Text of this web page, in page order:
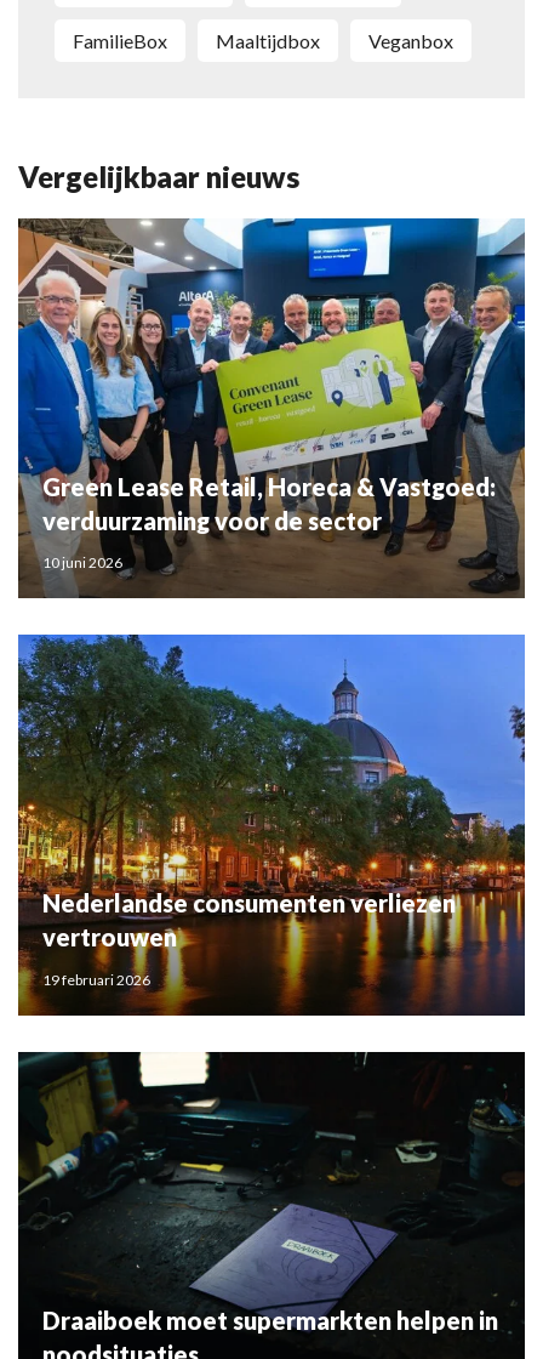
FamilieBox maaltijdbox Veganbox
Vergelijkbaar nieuws
Green Lease Retail, Horeca & Vastgoed:
verduurzaming voor de sector
10 juni 2026
Nederlandse consumenten verliezen
vertrouwen
19 februari 2026
Draaiboek moet supermarkten helpen in